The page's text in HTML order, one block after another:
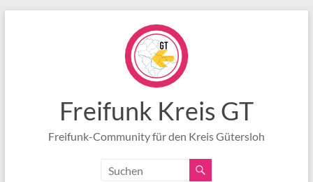
Freifunk Kreis GT
Freifunk-Community für den Kreis Gütersloh